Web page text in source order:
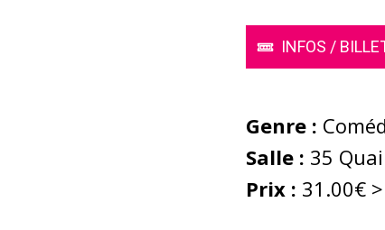
INFOS /
Genre :
Salle : 35
Prix : 31.00€